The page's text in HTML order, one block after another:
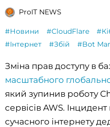
ProIT NEWS
#Новини #CloudFlare
#Інтернет
#Збій #Bot
Зміна прав доступу в
масштабного
який зупинив роботу
сервісів AWS.
сучасного інтернету